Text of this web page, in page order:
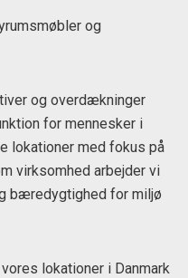
og
og overdækninger
for mennesker i
lokationer med fokus på
virksomhed arbejder vi
bæredygtighed for miljø
lokationer i Danmark